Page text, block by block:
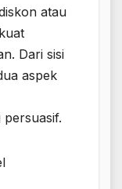
atau
Dari sisi
aspek
persuasif.